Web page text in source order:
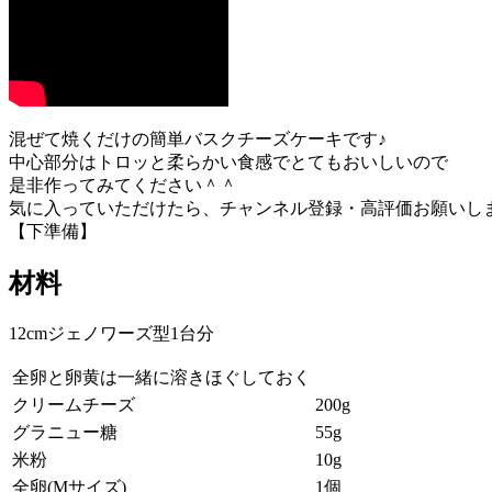
混ぜて焼くだけの簡単バスクチーズケーキです♪
中心部分はトロッと柔らかい食感でとてもおいしいので
是非作ってみてください＾＾
気に入っていただけたら、チャンネル登録・高評価お願いし
【下準備】
材料
12cmジェノワーズ型1台分
全卵と卵黄は一緒に溶きほぐしておく
クリームチーズ
200g
グラニュー糖
55g
米粉
10g
全卵(Mサイズ)
1個